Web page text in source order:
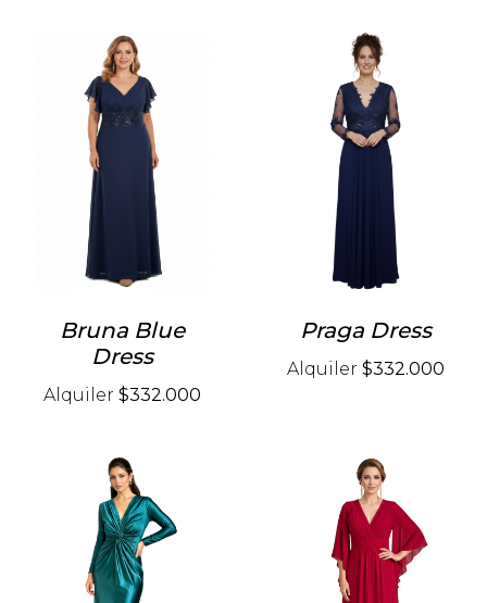
Bruna Blue
Dress
Alquiler $332.000
Praga Dress
Alquiler $332.000